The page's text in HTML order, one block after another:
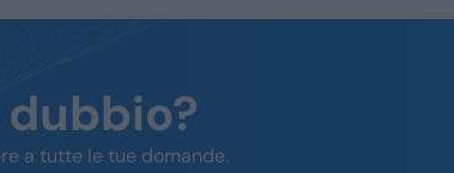
a tutte le tue domande.